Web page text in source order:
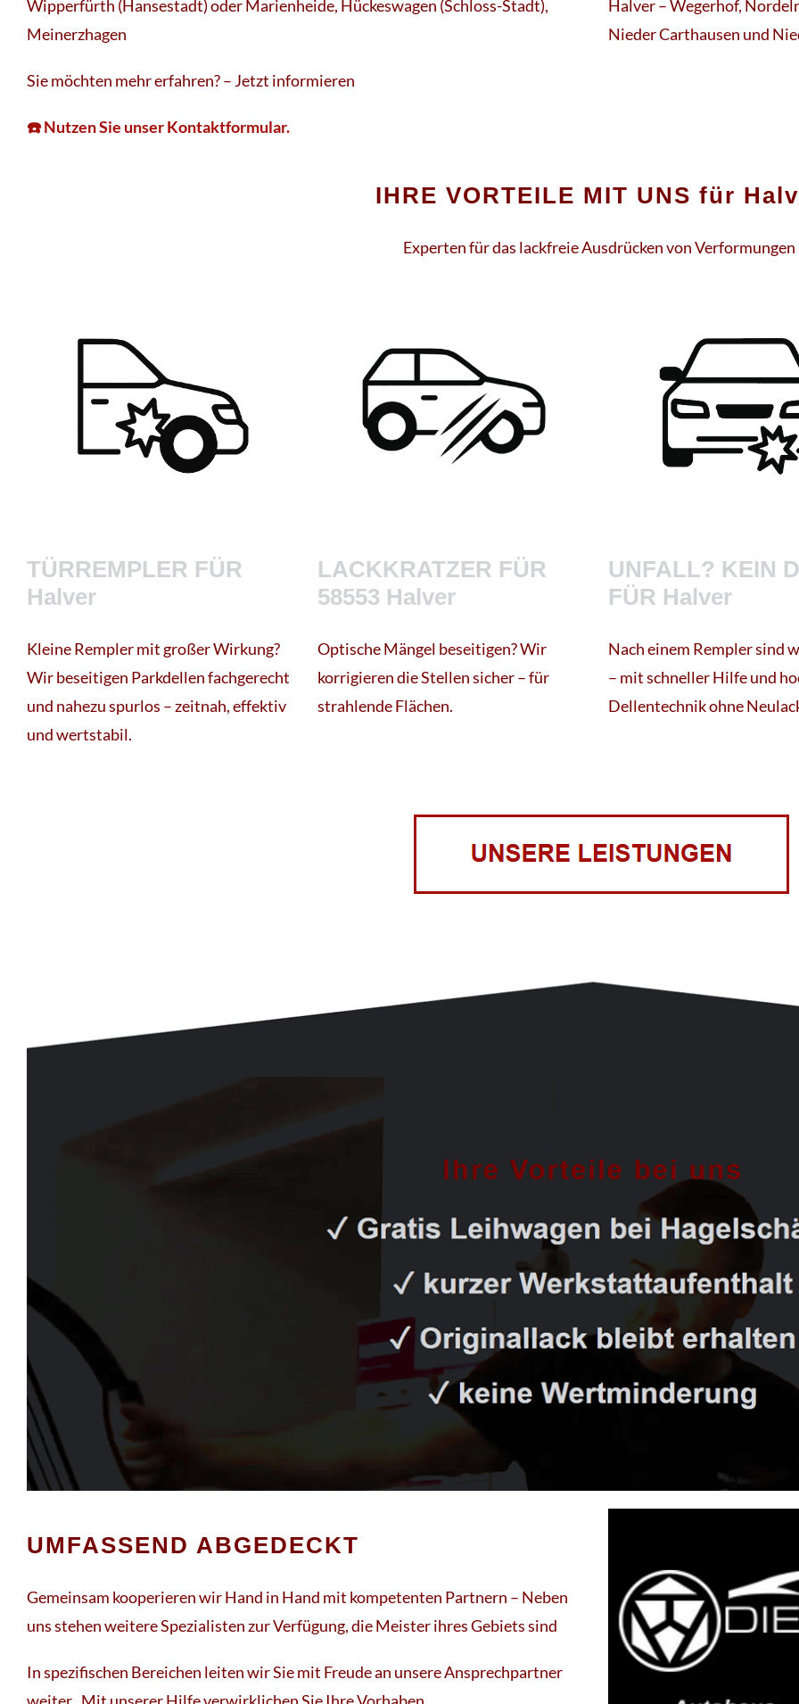
Wipperfürth (Hansestadt) oder Marienheide, Hückeswagen (Schloss-Stadt),
Meinerzhagen
Sie möchten mehr erfahren? – Jetzt informieren
☎️ Nutzen Sie unser Kontaktformular.
Halver – Wegerhof,
Nieder Carthausen und
IHRE VORTEILE MIT UNS für
Experten für das lackfreie Ausdrücken von Verformungen
TÜRREMPLER FÜR
Halver
Kleine Rempler mit großer Wirkung?
Wir beseitigen Parkdellen fachgerecht
und nahezu spurlos – zeitnah, effektiv
und wertstabil.
LACKKRATZER FÜR
58553 Halver
Optische Mängel beseitigen? Wir
korrigieren die Stellen sicher – für
strahlende Flächen.
UNFALL? KEIN
FÜR Halver
Nach einem Rempler sind
– mit schneller Hilfe und
Dellentechnik ohne
UMFASSEND ABGEDECKT
Gemeinsam kooperieren wir Hand in Hand mit kompetenten Partnern – Neben
uns stehen weitere Spezialisten zur Verfügung, die Meister ihres Gebiets sind
In spezifischen Bereichen leiten wir Sie mit Freude an unsere Ansprechpartner
weiter . Mit unserer Hilfe verwirklichen Sie Ihre Vorhaben